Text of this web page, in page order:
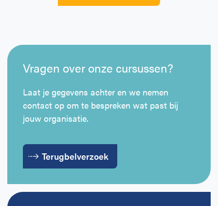
Vragen over onze cursussen?
Laat je gegevens achter en we nemen
contact op om te bespreken wat past bij
jouw organisatie.
Terugbelverzoek